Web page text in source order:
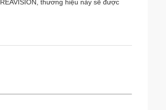
thương hiệu này sẽ được